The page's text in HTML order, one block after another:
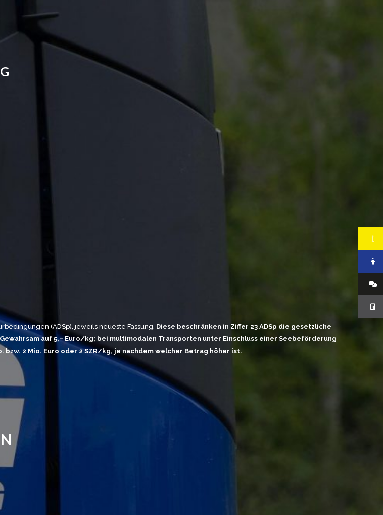
(ADSp), jeweils neueste Fassung. Diese beschränken in Ziffer 23 ADSp die gesetzliche
auf 5,– Euro/kg; bei multimodalen Transporten unter Einschluss einer Seebeförderung
2 Mio. Euro oder 2 SZR/kg, je nachdem welcher Betrag höher ist.